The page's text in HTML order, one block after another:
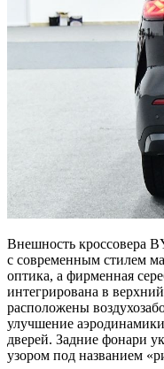
Внешность кроссовера
с современным стилем
оптика, а фирменная
интегрирована в
расположены
улучшение
дверей. Задние фонари
узором под названием